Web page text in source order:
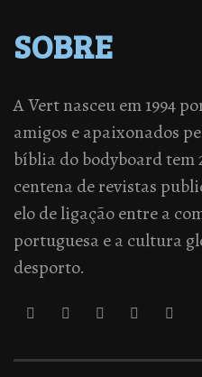
SOBRE
A Vert nasceu em 1994
amigos e apaixonados
bíblia do bodyboard tem
centena de revistas
elo de ligação entre a
portuguesa e a cultura
desporto.